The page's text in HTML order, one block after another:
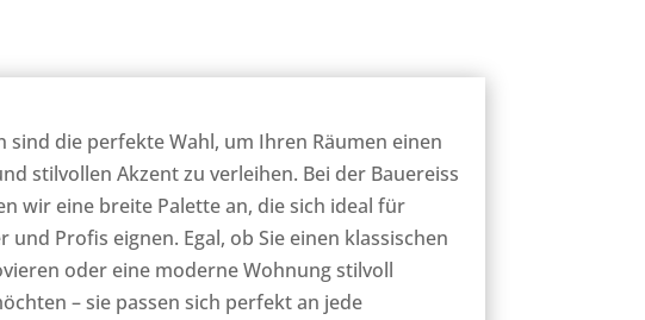
sind die perfekte Wahl, um Ihren Räumen einen
stilvollen Akzent zu verleihen. Bei der Bauereiss
wir eine breite Palette an, die sich ideal für
und Profis eignen. Egal, ob Sie einen klassischen
oder eine moderne Wohnung stilvoll
– sie passen sich perfekt an jede